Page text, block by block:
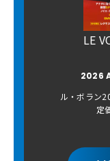
LE
2026
ル・ボラン
定